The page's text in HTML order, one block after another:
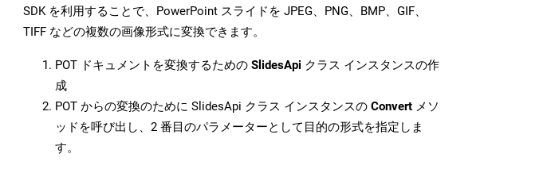
SDK を利用することで、PowerPoint スライドを JPEG、PNG、BMP、GIF、
TIFF などの複数の画像形式に変換できます。
POT ドキュメントを変換するための SlidesApi クラス インスタンスの作
成
POT からの変換のために SlidesApi クラス インスタンスの Convert メソ
ッドを呼び出し、2 番目のパラメーターとして目的の形式を指定しま
す。